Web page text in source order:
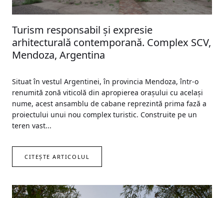
Turism responsabil și expresie
arhitecturală contemporană. Complex SCV,
Mendoza, Argentina
Situat în vestul Argentinei, în provincia Mendoza, într-o
renumită zonă viticolă din apropierea orașului cu același
nume, acest ansamblu de cabane reprezintă prima fază a
proiectului unui nou complex turistic. Construite pe un
teren vast...
CITEȘTE ARTICOLUL